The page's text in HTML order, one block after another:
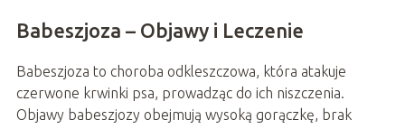
Babeszjoza – Objawy i Leczenie
Babeszjoza to choroba odkleszczowa, która atakuje
czerwone krwinki psa, prowadząc do ich niszczenia.
Objawy babeszjozy obejmują wysoką gorączkę, brak